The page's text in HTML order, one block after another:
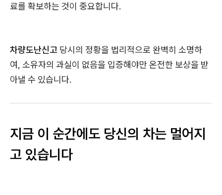
료를 확보하는 것이 중요합니다.
차량도난신고 당시의 정황을 법리적으로 완벽히 소명하
여, 소유자의 과실이 없음을 입증해야만 온전한 보상을 받
아낼 수 있습니다.
지금 이 순간에도 당신의 차는 멀어지
고 있습니다